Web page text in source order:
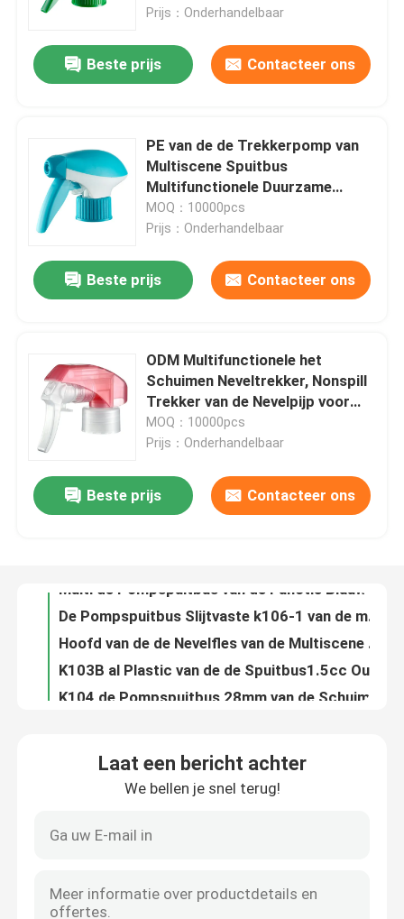
Thuis
Producten
Over ons
Kwaliteitscontrole
Neem contact met ons op
De spuitbus van de trekkerpomp
Prijs：Onderhandelbaar
Beste prijs Contacteer ons
PE van de de Trekkerpomp van
Multiscene Spuitbus
Multifunctionele Duurzame
k108-1
MOQ：10000pcs
Prijs：Onderhandelbaar
Beste prijs Contacteer ons
ODM Multifunctionele het
Schuimen Neveltrekker, Nonspill
Trekker van de Nevelpijp voor
Fles
MOQ：10000pcs
Prijs：Onderhandelbaar
Beste prijs Contacteer ons
Multi de Pompspuitbus van de Functie Blauwe Trekker Multifunctioneel voor Autowasserette
Laat een bericht achter
We bellen je snel terug!